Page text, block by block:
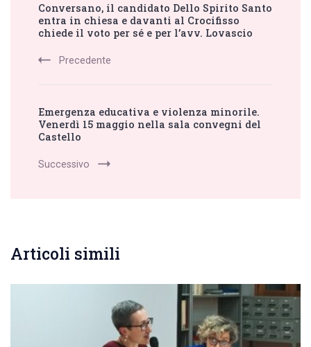
Navigation
Conversano, il candidato Dello Spirito Santo
entra in chiesa e davanti al Crocifisso
chiede il voto per sé e per l’avv. Lovascio
Precedente
Emergenza educativa e violenza minorile.
Venerdì 15 maggio nella sala convegni del
Castello
Successivo
Articoli simili